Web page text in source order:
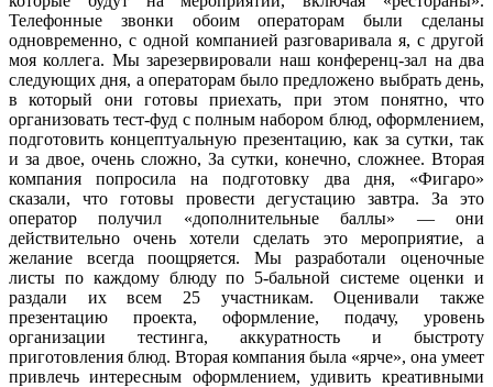
Телефонные звонки обоим операторам были сделаны
одновременно, с одной компанией разговаривала я, с другой
моя коллега. Мы зарезервировали наш конференц-зал на два
следующих дня, а операторам было предложено выбрать день,
в который они готовы приехать, при этом понятно, что
организовать тест-фуд с полным набором блюд, оформлением,
подготовить концептуальную презентацию, как за сутки, так
и за двое, очень сложно, За сутки, конечно, сложнее. Вторая
компания попросила на подготовку два дня, «Фигаро»
сказали, что готовы провести дегустацию завтра. За это
оператор получил «дополнительные баллы» — они
действительно очень хотели сделать это мероприятие, а
желание всегда поощряется. Мы разработали оценочные
листы по каждому блюду по 5-бальной системе оценки и
раздали их всем 25 участникам. Оценивали также
презентацию проекта, оформление, подачу, уровень
организации тестинга, аккуратность и быстроту
приготовления блюд. Вторая компания была «ярче», она умеет
привлечь интересным оформлением, удивить креативными